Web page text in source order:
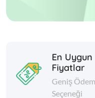
En Uygun
Fiyatlar
Geniş
Seçeneği